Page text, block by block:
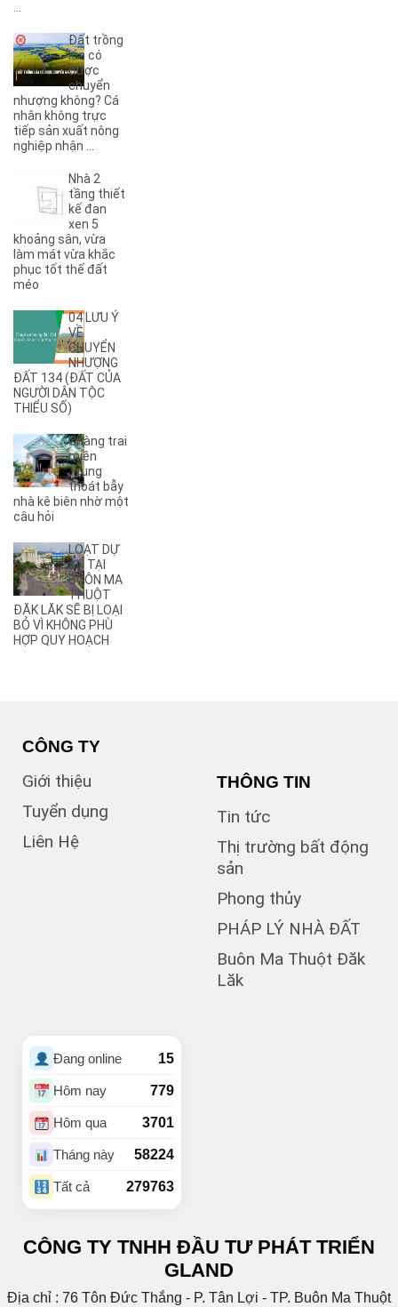
8B(3)
8KC(1)
9A(1)
9KC(1)
A(7)
A Dừa(5)
(7)
(3)
A12 (6)
A13(2)
A14(1)
A2(7)
A3(5)
A5(8)
A6(5)
A7(17)
A8(3)
A9(2)
Ama Jhao(27)
Ama Khê (44)
Ama Pui
Ami Đoan(2)
An Dương Vương (8)
Ân Phú(2)
Âu Cơ(3)
B(2)
B5(6)
Bà Triệu(1)
Bạch Đằng (1)
Bùi Hữu Nghĩa (1)
Bùi Huy Bích(3)
Buôn Hrat
BUÔN HUÊ (4)
Buôn Ju(20)
Buôn KBu
Buôn Ko Đung(1)
Buôn Komleo(4)
BUÔN MAP – EA PÔK
Buôn Tara(1)
C(6)
Đất trồng
lúa có
được
chuyển
nhượng không? Cá
nhân không trực
tiếp sản xuất nông
nghiệp nhận ...
Nhà 2
tầng thiết
kế đan
xen 5
khoảng sân, vừa
làm mát vừa khắc
phục tốt thế đất
méo
04 LƯU Ý
VỀ
CHUYỂN
NHƯỢNG
ĐẤT 134 (ĐẤT CỦA
NGƯỜI DÂN TỘC
THIỂU SỐ)
Chàng trai
miền
Trung
thoát bẫy
nhà kê biên nhờ một
câu hỏi
LOẠT DỰ
ÁN TẠI
BUÔN MA
THUỘT
ĐĂK LĂK SẼ BỊ LOẠI
BỎ VÌ KHÔNG PHÙ
HỢP QUY HOẠCH
CÔNG TY
Giới thiệu
Tuyển dụng
Liên Hệ
THÔNG TIN
Tin tức
Thị trường bất động
sản
Phong thủy
PHÁP LÝ NHÀ ĐẤT
Buôn Ma Thuột Đăk
Lăk
Đang online 15
Hôm nay 779
Hôm qua 3701
Tháng này 58224
Tất cả 279763
CÔNG TY TNHH ĐẦU TƯ PHÁT TRIỂN
GLAND
Địa chỉ : 76 Tôn Đức Thắng - P. Tân Lợi - TP. Buôn Ma Thuột